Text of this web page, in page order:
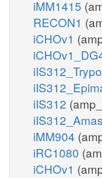
iMM1415
RECON1
iCHOv1
iIS312
iMM904
iRC1080
iCHOv1